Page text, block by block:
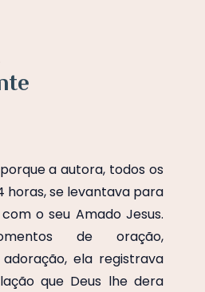
a autora, todos os
horas, se levantava para
o seu Amado Jesus.
de oração,
ela registrava
que Deus lhe dera